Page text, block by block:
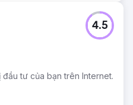
tư của bạn trên Internet.
4.5